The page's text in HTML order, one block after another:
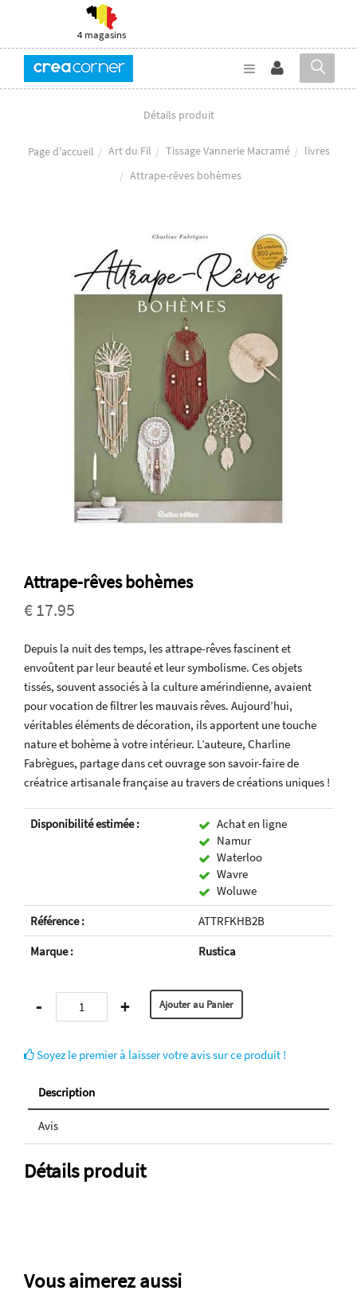
4 magasins
Détails produit
Page d'accueil Art du Fil Tissage Vannerie Macramé
livres
Attrape-rêves bohèmes
Attrape-rêves bohèmes
€ 17.95
Depuis la nuit des temps, les attrape-rêves fascinent et
envoûtent par leur beauté et leur symbolisme. Ces objets
tissés, souvent associés à la culture amérindienne, avaient
pour vocation de filtrer les mauvais rêves. Aujourd’hui,
véritables éléments de décoration, ils apportent une touche
nature et bohème à votre intérieur. L’auteure, Charline
Fabrègues, partage dans cet ouvrage son savoir-faire de
créatrice artisanale française au travers de créations uniques !
Disponibilité estimée :
Achat en ligne
Namur
Waterloo
Wavre
Woluwe
Référence :
ATTRFKHB2B
Marque :
Rustica
- +
Soyez le premier à laisser votre avis sur ce produit !
Description
Avis
Détails produit
Vous aimerez aussi